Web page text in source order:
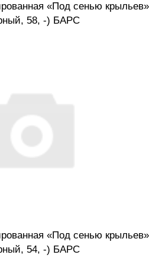
«Под сенью крыльев»
58, -) БАРС
«Под сенью крыльев»
54, -) БАРС